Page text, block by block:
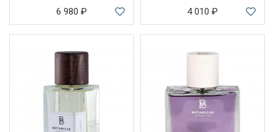
6 980 ₽ 4 010 ₽